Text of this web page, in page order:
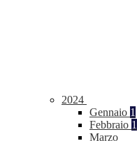
2024
Gennaio 1
Febbraio 1
Marzo